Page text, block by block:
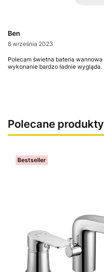
Ben
8 września 2023
Polecam świetna bateria
wykonanie bardzo ładnie wygląda.
Polecane produkty
Bestseller